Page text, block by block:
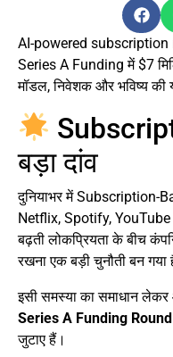
AI-powered
Series A Funding में $7
मॉडल, निवेशक और भविष्य की
बड़ा दांव
दुनियाभर में Subscription-
Netflix, Spotify,
बढ़ती लोकप्रियता के बीच
रखना एक बड़ी चुनौती बन गया
इसी समस्या का समाधान
Series A Funding
जुटाए हैं।